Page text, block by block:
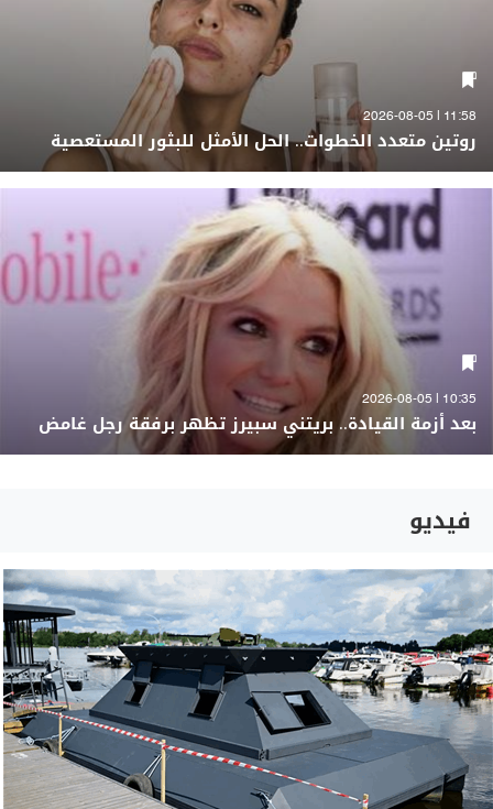
11:58 | 2026-08-05
روتين متعدد الخطوات.. الحل الأمثل للبثور المستعصية
10:35 | 2026-08-05
بعد أزمة القيادة.. بريتني سبيرز تظهر برفقة رجل غامض
فيديو